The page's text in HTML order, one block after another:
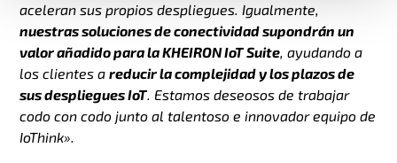
aceleran sus propios despliegues. Igualmente,
nuestras soluciones de conectividad supondrán un
valor añadido para la KHEIRON IoT Suite, ayudando a
los clientes areducir la complejidad y los plazos de
sus despliegues IoT. Estamos deseosos de trabajar
codo con codo junto al talentoso e innovador equipo de
IoThink».